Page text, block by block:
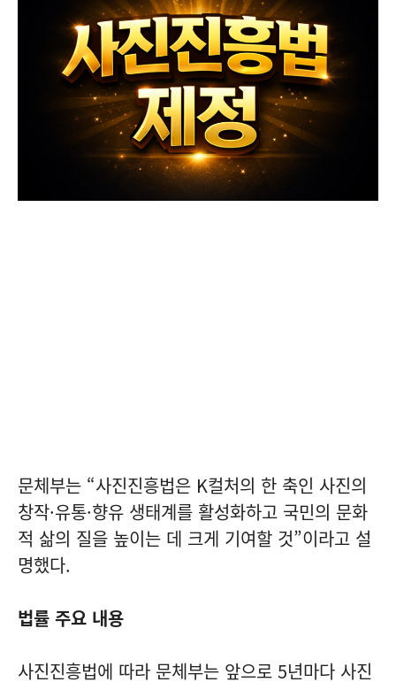
문체부는 “사진진흥법은 K컬처의 한 축인 사진의
창작·유통·향유 생태계를 활성화하고 국민의 문화
적 삶의 질을 높이는 데 크게 기여할 것”이라고 설
명했다.
법률 주요 내용
사진진흥법에 따라 문체부는 앞으로 5년마다 사진